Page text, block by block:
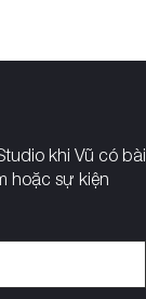
khi Vũ có bài
hoặc sự kiện